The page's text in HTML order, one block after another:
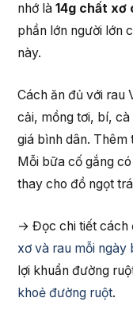
nhớ là14g chất xơ
phần lớn người lớn
này.
Cách ăn đủ với rau
cải, mồng tơi, bí,
giá bình dân.
Mỗi bữa cố gắng
thay cho đồ ngọt
→ Đọc chi tiết cách
xơ và rau mỗi ngày
lợi khuẩn đường
khoẻ đường ruột.